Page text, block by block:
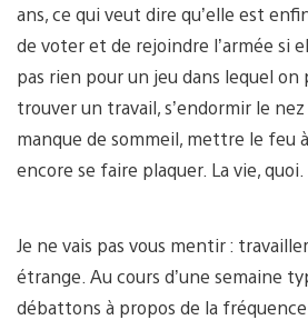
ans, ce qui veut dire qu’elle est
de voter et de rejoindre l’armée si
pas rien pour un jeu dans lequel on
trouver un travail, s’endormir le
manque de sommeil, mettre le feu
encore se faire plaquer. La vie, quoi.
Je ne vais pas vous mentir :
étrange. Au cours d’une semaine
débattons à propos de la fréquence